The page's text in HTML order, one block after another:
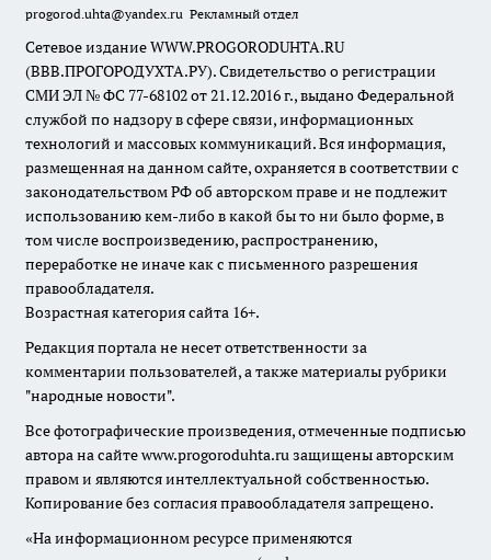
progorod.uhta@yandex.ru Рекламный отдел
Сетевое издание WWW.PROGORODUHTA.RU
(ВВВ.ПРОГОРОДУХТА.РУ). Свидетельство о регистрации
СМИ ЭЛ № ФС 77-68102 от 21.12.2016 г., выдано Федеральной
службой по надзору в сфере связи, информационных
технологий и массовых коммуникаций. Вся информация,
размещенная на данном сайте, охраняется в соответствии с
законодательством РФ об авторском праве и не подлежит
использованию кем-либо в какой бы то ни было форме, в
том числе воспроизведению, распространению,
переработке не иначе как с письменного разрешения
правообладателя.
Возрастная категория сайта 16+.
Редакция портала не несет ответственности за
комментарии пользователей, а также материалы рубрики
"народные новости".
Все фотографические произведения, отмеченные подписью
автора на сайте www.progoroduhta.ru защищены авторским
правом и являются интеллектуальной собственностью.
Копирование без согласия правообладателя запрещено.
«На информационном ресурсе применяются